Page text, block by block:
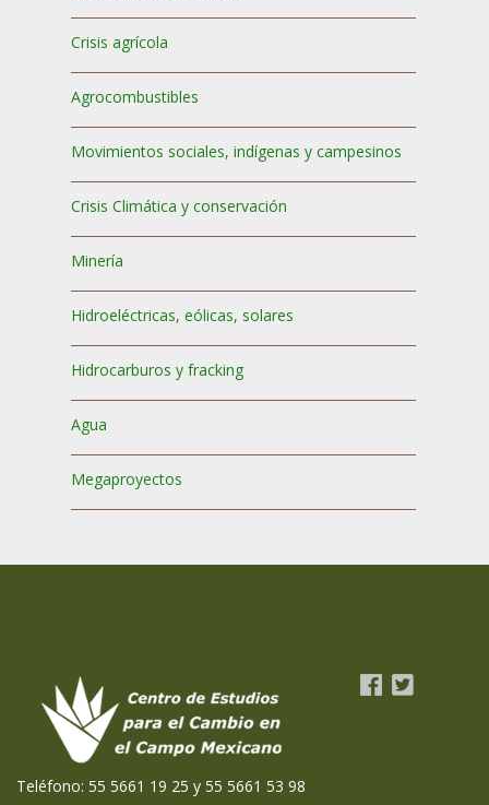
Crisis agrícola
Agrocombustibles
Movimientos sociales, indígenas y campesinos
Crisis Climática y conservación
Minería
Hidroeléctricas, eólicas, solares
Hidrocarburos y fracking
Agua
Megaproyectos
Teléfono: 55 5661 19 25 y 55 5661 53 98